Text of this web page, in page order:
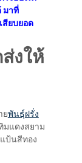
มาที่
สียบยอด
งให้
ยพันธุ์ฝรั่ง
มแดงสยาม
ป้นสีทอง